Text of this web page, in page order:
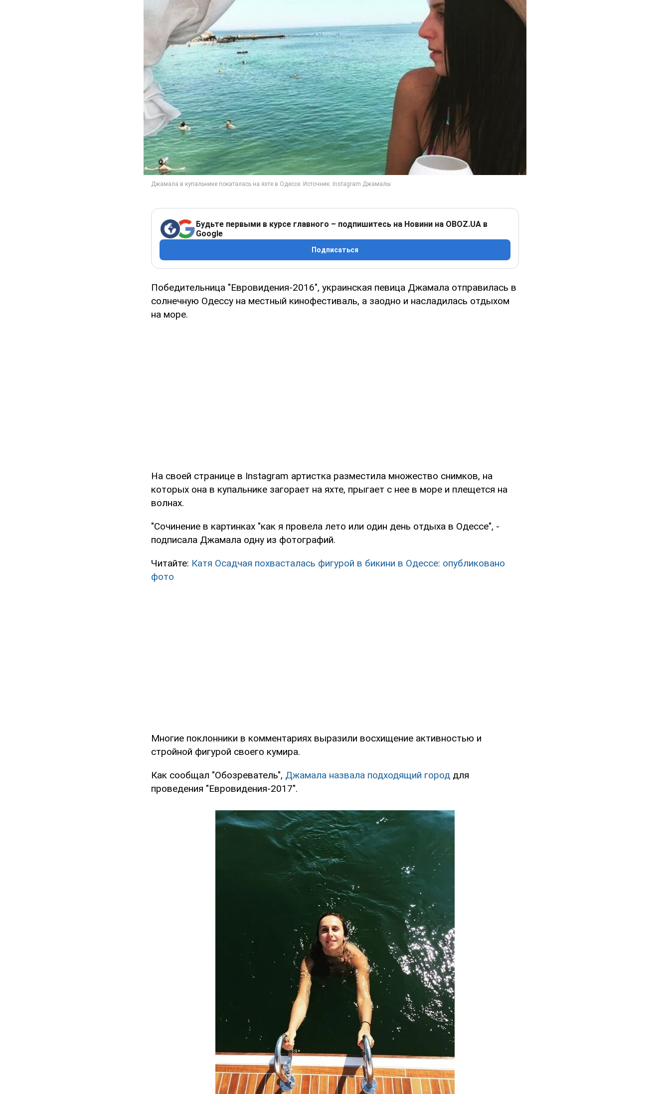
Будьте первыми в курсе главного – подпишитесь на Новини на OBOZ.UA в
Google
Подписаться
Победительница "Евровидения-2016", украинская певица Джамала отправилась в
солнечную Одессу на местный кинофестиваль, а заодно и насладилась отдыхом
на море.
На своей странице в Instagram артистка разместила множество снимков, на
которых она в купальнике загорает на яхте, прыгает с нее в море и плещется на
волнах.
"Сочинение в картинках "как я провела лето или один день отдыха в Одессе", -
подписала Джамала одну из фотографий.
Читайте: Катя Осадчая похвасталась фигурой в бикини в Одессе: опубликовано
фото
Многие поклонники в комментариях выразили восхищение активностью и
стройной фигурой своего кумира.
Как сообщал "Обозреватель", Джамала назвала подходящий город для
проведения "Евровидения-2017".